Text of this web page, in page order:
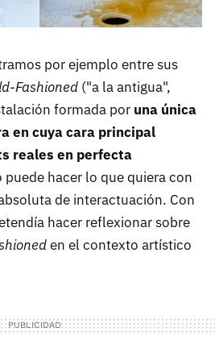
por ejemplo entre sus
Fashioned ("a la antigua",
formada por una única
en cuya cara principal
reales en perfecta
puede hacer lo que quiera con
de interactuación. Con
hacer reflexionar sobre
en el contexto artístico